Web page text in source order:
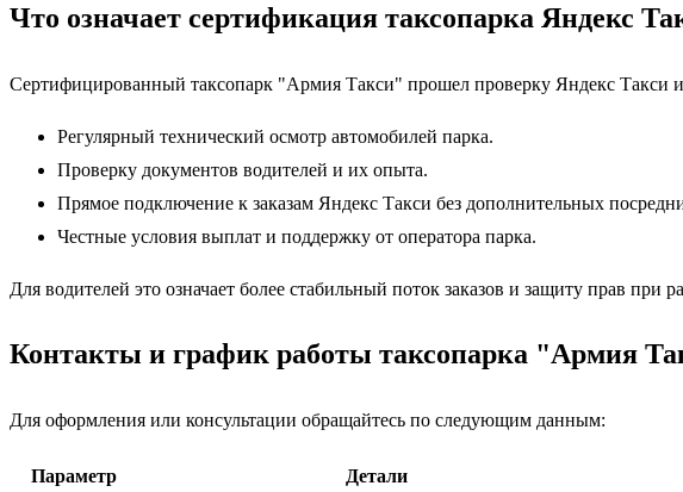
Что означает сертификация таксопарка Яндекс
Сертифицированный таксопарк "Армия Такси" прошел проверку Яндекс Такси и
Регулярный технический осмотр автомобилей парка.
Проверку документов водителей и их опыта.
Прямое подключение к заказам Яндекс Такси без дополнительных
Честные условия выплат и поддержку от оператора парка.
Для водителей это означает более стабильный поток заказов и защиту прав при
Контакты и график работы таксопарка "Армия
Для оформления или консультации обращайтесь по следующим данным:
Параметр
Детали